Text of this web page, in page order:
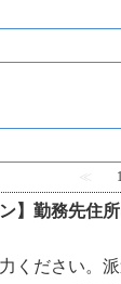
≪
】勤務先住
ください。